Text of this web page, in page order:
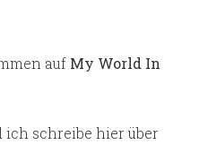
auf My World In
ich schreibe hier über